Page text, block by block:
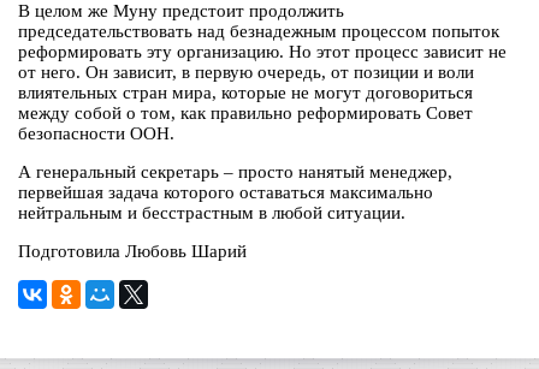
В целом же Муну предстоит продолжить
председательствовать над безнадежным процессом попыток
реформировать эту организацию. Но этот процесс зависит не
от него. Он зависит, в первую очередь, от позиции и воли
влиятельных стран мира, которые не могут договориться
между собой о том, как правильно реформировать Совет
безопасности ООН.
А генеральный секретарь – просто нанятый менеджер,
первейшая задача которого оставаться максимально
нейтральным и бесстрастным в любой ситуации.
Подготовила Любовь Шарий